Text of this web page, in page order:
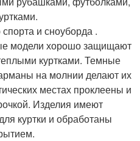
и сноуборда .
модели хорошо защищают
куртками. Темные
на молнии делают их
местах проклеены и
Изделия имеют
куртки и обработаны